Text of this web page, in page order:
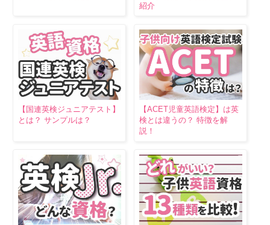
紹介
【国連英検ジュニアテスト】
とは？ サンプルは？
【ACET児童英語検定】は英
検とは違うの？ 特徴を解
説！